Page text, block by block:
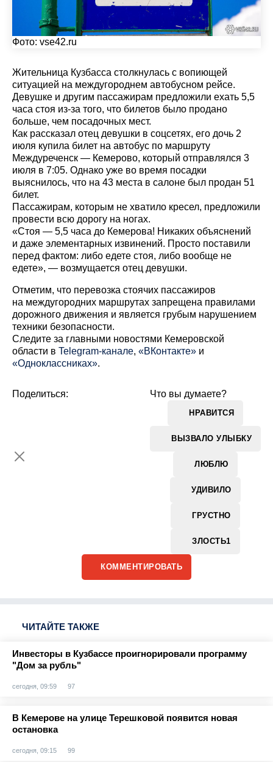
Фото: vse42.ru
Жительница Кузбасса столкнулась с вопиющей
ситуацией на междугороднем автобусном рейсе.
Девушке и другим пассажирам предложили ехать 5,5
часа стоя из-за того, что билетов было продано
больше, чем посадочных мест.
Как рассказал отец девушки в соцсетях, его дочь 2
июля купила билет на автобус по маршруту
Междуреченск — Кемерово, который отправлялся 3
июля в 7:05. Однако уже во время посадки
выяснилось, что на 43 места в салоне был продан 51
билет.
Пассажирам, которым не хватило кресел, предложили
провести всю дорогу на ногах.
«Стоя — 5,5 часа до Кемерова! Никаких объяснений
и даже элементарных извинений. Просто поставили
перед фактом: либо едете стоя, либо вообще не
едете», — возмущается отец девушки.
Отметим, что перевозка стоячих пассажиров
на междугородних маршрутах запрещена правилами
дорожного движения и является грубым нарушением
техники безопасности.
Cледите за главными новостями Кемеровской
области в Telegram-канале, «ВКонтакте» и
«Одноклассниках».
Что вы думаете?
НРАВИТСЯ
ВЫЗВАЛО УЛЫБКУ
ЛЮБЛЮ
УДИВИЛО
ГРУСТНО
ЗЛОСТЬ1
Поделиться:
КОММЕНТИРОВАТЬ
ЧИТАЙТЕ ТАКЖЕ
Инвесторы в Кузбассе проигнорировали программу
"Дом за рубль"
сегодня, 09:59 97
В Кемерове на улице Терешковой появится новая
остановка
сегодня, 09:15 99